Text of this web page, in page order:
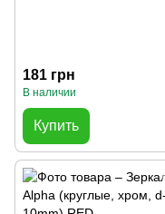
181 грн
В наличии
Купить